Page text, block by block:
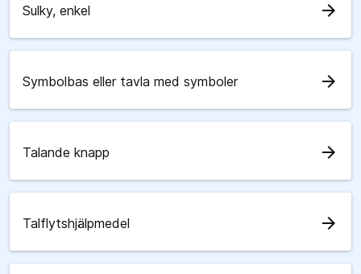
Sulky, enkel arrow_forward
Symbolbas eller tavla med symboler arrow_forward
Talande knapp arrow_forward
Talflytshjälpmedel arrow_forward